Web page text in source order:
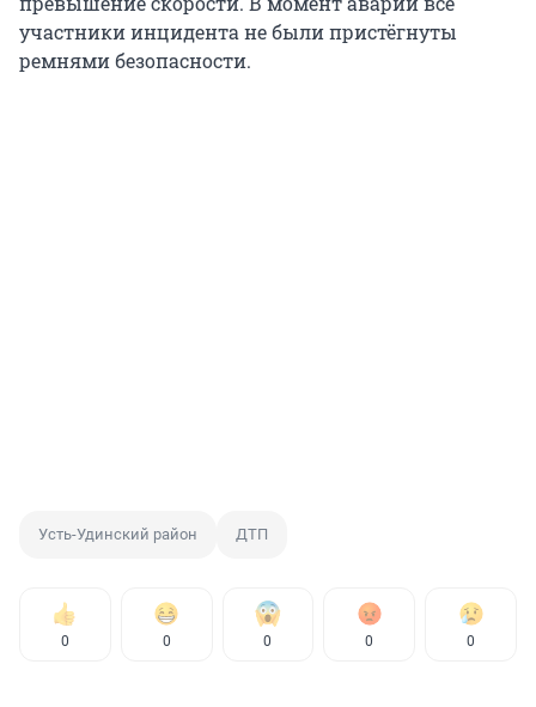
участники инцидента не были пристёгнуты
ремнями безопасности.
Усть-Удинский район ДТП
0 0 0 0 0